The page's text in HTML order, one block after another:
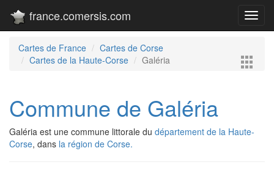
france.comersis.com
Cartes de France
Cartes de Corse
Cartes de la Haute-Corse
Galéria
Commune de Galéria
Galéria est une commune littorale du département de la Haute-
Corse, dans la région de Corse.